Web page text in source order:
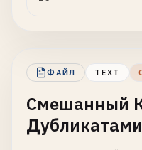
ФАЙЛ TEXT
Смешанный
Дубликатами